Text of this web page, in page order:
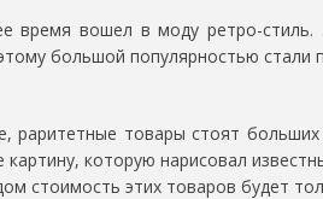
время вошел в моду ретро-стиль.
большой популярностью стали
раритетные товары стоят
картину, которую нарисовал
стоимость этих товаров будет